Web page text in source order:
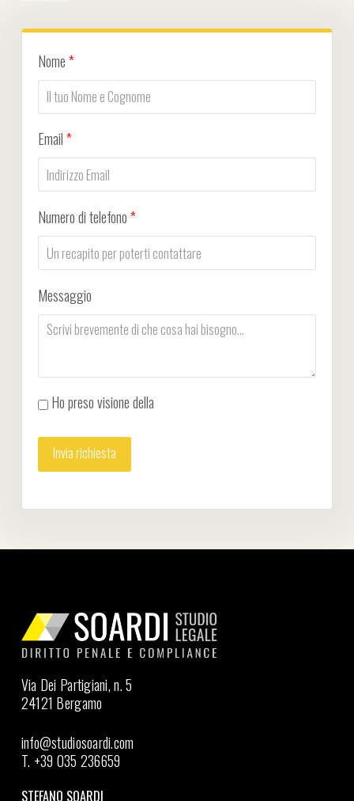
Nome*
Email*
Numero di telefono*
Messaggio
Ho preso visione della
Via Dei Partigiani, n. 5
24121 Bergamo
info@studiosoardi.com
T. +39 035 236659
STEFANO SOARDI